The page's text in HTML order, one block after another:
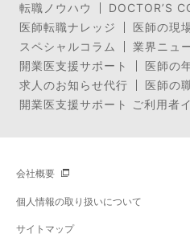
転職ノウハウ
DOCTOR’S
医師転職ナレッジ
医師の現
スペシャルコラム
業界ニュ
開業医支援サポート
医師の
求人のお知らせ代行
医師の
開業医支援サポート ご利用者
会社概要
個人情報の取り扱いについて
サイトマップ